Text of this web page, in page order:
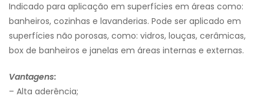
Indicado para aplicação em superfícies em áreas como:
banheiros, cozinhas e lavanderias. Pode ser aplicado em
superfícies não porosas, como: vidros, louças, cerâmicas,
box de banheiros e janelas em áreas internas e externas.
Vantagens:
– Alta aderência;